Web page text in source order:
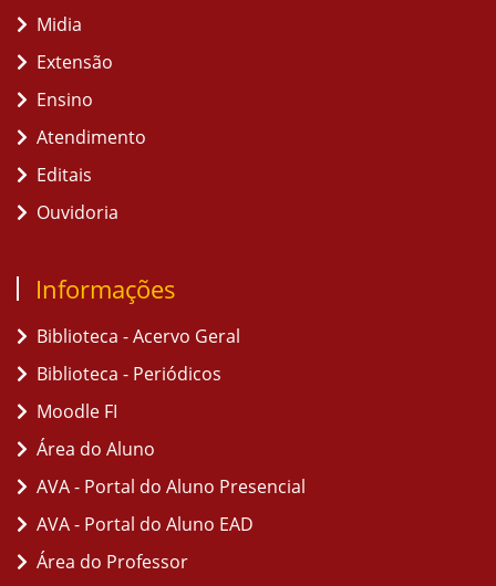
Midia
Extensão
Ensino
Atendimento
Editais
Ouvidoria
Informações
Biblioteca - Acervo Geral
Biblioteca - Periódicos
Moodle FI
Área do Aluno
AVA - Portal do Aluno Presencial
AVA - Portal do Aluno EAD
Área do Professor